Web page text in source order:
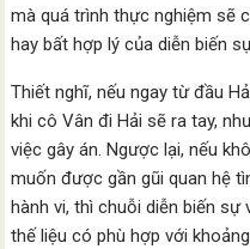
mà quá trình thực nghiệm sẽ
hay bất hợp lý của diễn biến
Thiết nghĩ, nếu ngay từ đầu
khi cô Vân đi Hải sẽ ra tay,
việc gây án. Ngược lại, nếu
muốn được gần gũi quan hệ
hành vi, thì chuỗi diễn biến
thế liệu có phù hợp với